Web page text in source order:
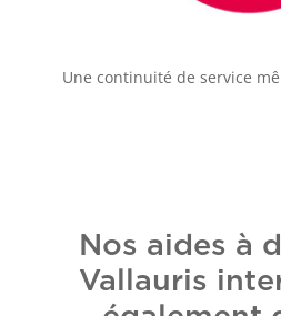
Une continuité de service
Nos aides à
Vallauris